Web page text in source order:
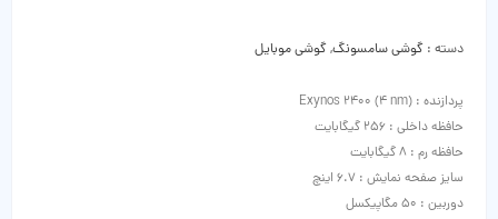
دسته : گوشی سامسونگ,گوشی موبایل
پردازنده : Exynos 2400 (4 nm)
حافظه داخلی : 256 گیگابایت
حافظه رم : 8 گیگابایت
سایز صفحه نمایش : 6.7 اینچ
دوربین : 50 مگاپیکسل